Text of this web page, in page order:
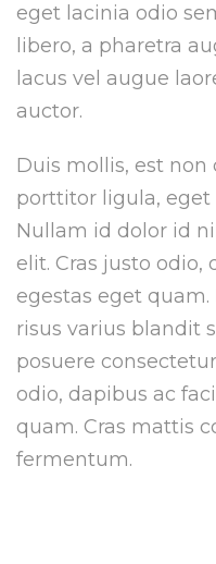
eget lacinia odio
libero, a pharetra
lacus vel augue
auctor.
Duis mollis, est
porttitor ligula, eget
Nullam id dolor id
elit. Cras justo odio,
egestas eget
risus varius blandit
posuere
odio, dapibus ac
quam. Cras mattis
fermentum.